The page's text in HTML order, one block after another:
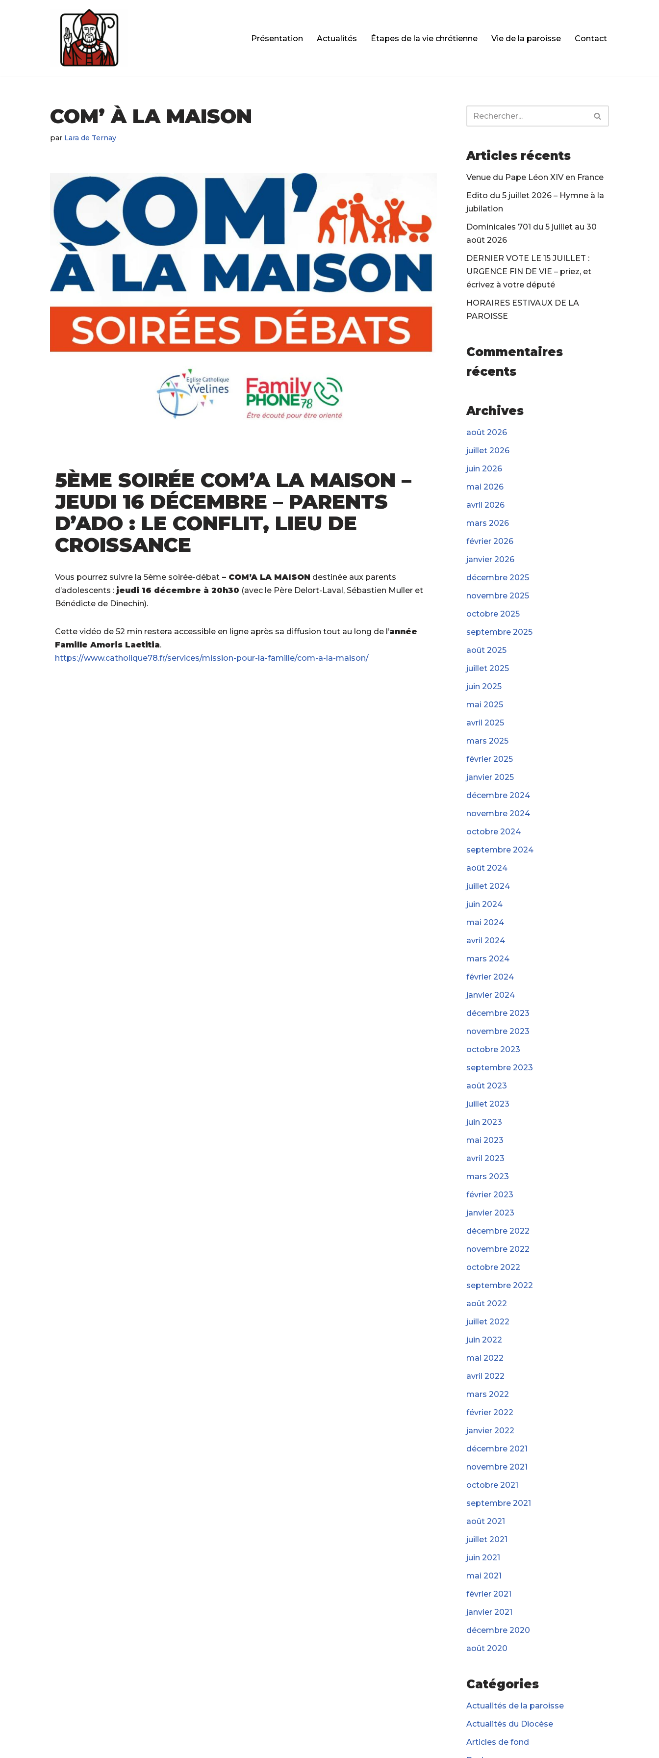
Présentation Actualités Étapes de la vie chrétienne Vie de la paroisse Contact
COM’ À LA MAISON
par Lara de Ternay
5ÈME SOIRÉE COM’A LA MAISON –
JEUDI 16 DÉCEMBRE – PARENTS
D’ADO : LE CONFLIT, LIEU DE
CROISSANCE
Vous pourrez suivre la 5ème soirée-débat – COM’A LA MAISON destinée aux parents
d’adolescents : jeudi 16 décembre à 20h30 (avec le Père Delort-Laval, Sébastien Muller et
Bénédicte de Dinechin).
Cette vidéo de 52 min restera accessible en ligne après sa diffusion tout au long de l’année
Famille Amoris Laetitia.
https://www.catholique78.fr/services/mission-pour-la-famille/com-a-la-maison/
Articles récents
Venue du Pape Léon XIV en France
Edito du 5 juillet 2026 – Hymne à la
jubilation
Dominicales 701 du 5 juillet au 30
août 2026
DERNIER VOTE LE 15 JUILLET :
URGENCE FIN DE VIE – priez, et
écrivez à votre député
HORAIRES ESTIVAUX DE LA
PAROISSE
Commentaires
récents
Archives
août 2026
juillet 2026
juin 2026
mai 2026
avril 2026
mars 2026
février 2026
janvier 2026
décembre 2025
novembre 2025
octobre 2025
septembre 2025
août 2025
juillet 2025
juin 2025
mai 2025
avril 2025
mars 2025
février 2025
janvier 2025
décembre 2024
novembre 2024
octobre 2024
septembre 2024
août 2024
juillet 2024
juin 2024
mai 2024
avril 2024
mars 2024
février 2024
janvier 2024
décembre 2023
novembre 2023
octobre 2023
septembre 2023
août 2023
juillet 2023
juin 2023
mai 2023
avril 2023
mars 2023
février 2023
janvier 2023
décembre 2022
novembre 2022
octobre 2022
septembre 2022
août 2022
juillet 2022
juin 2022
mai 2022
avril 2022
mars 2022
février 2022
janvier 2022
décembre 2021
novembre 2021
octobre 2021
septembre 2021
août 2021
juillet 2021
juin 2021
mai 2021
février 2021
janvier 2021
décembre 2020
août 2020
Catégories
Actualités de la paroisse
Actualités du Diocèse
Articles de fond